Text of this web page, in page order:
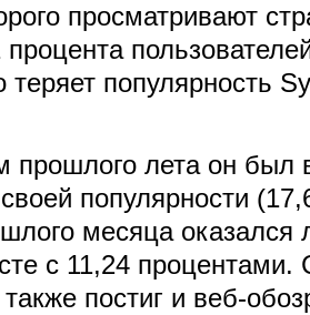
просматривают
теряет популярность
прошлого лета он был
популярности
месяца оказался
с 11,24 процентами.
постиг и веб-